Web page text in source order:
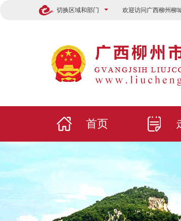
切换区域和部门 欢迎访问广西柳州柳
首页